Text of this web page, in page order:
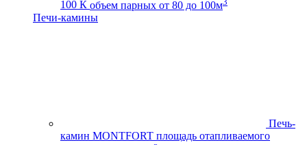
100 К объем парных от 80 до 100м
Печи-камины
Печь-
камин MONTFORT площадь отапливаемого